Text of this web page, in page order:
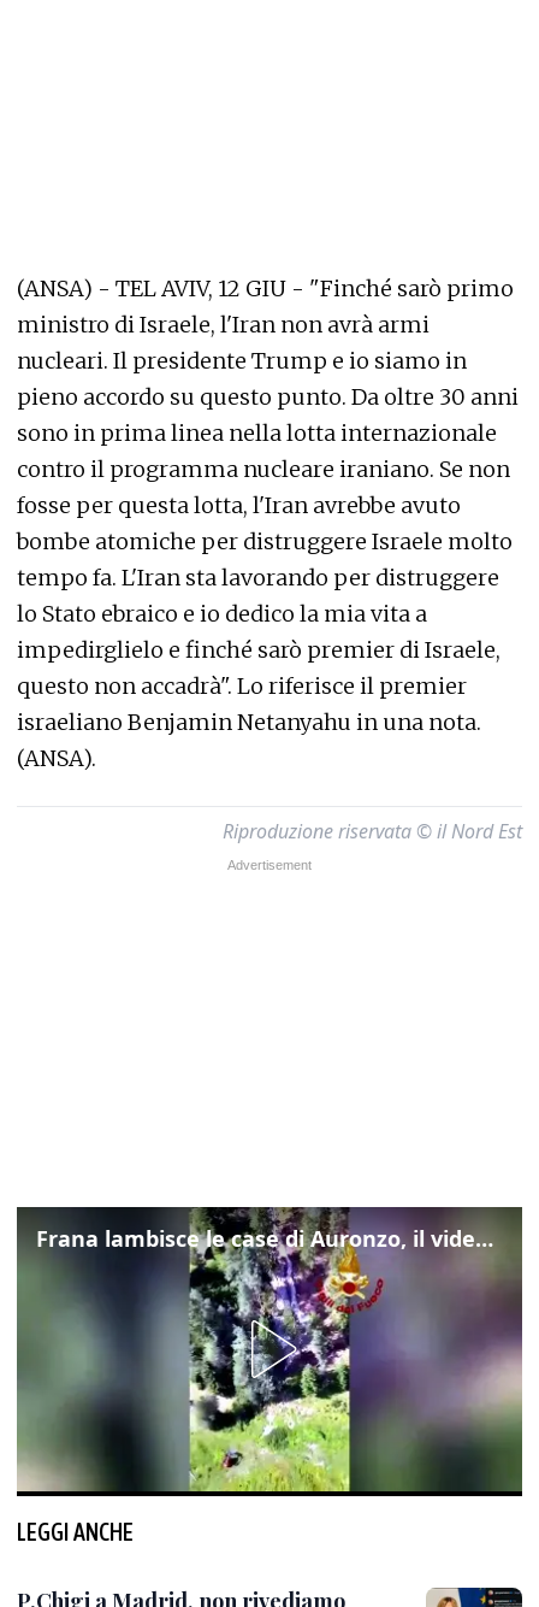
(ANSA) - TEL AVIV, 12 GIU - "Finché sarò primo
ministro di Israele, l'Iran non avrà armi
nucleari. Il presidente Trump e io siamo in
pieno accordo su questo punto. Da oltre 30 anni
sono in prima linea nella lotta internazionale
contro il programma nucleare iraniano. Se non
fosse per questa lotta, l'Iran avrebbe avuto
bombe atomiche per distruggere Israele molto
tempo fa. L'Iran sta lavorando per distruggere
lo Stato ebraico e io dedico la mia vita a
impedirglielo e finché sarò premier di Israele,
questo non accadrà". Lo riferisce il premier
israeliano Benjamin Netanyahu in una nota.
(ANSA).
Riproduzione riservata © il Nord Est
Frana lambisce le case di Auronzo, il video dall'elicottero dei vigili del fuoco
LEGGI ANCHE
P.Chigi a Madrid, non rivediamo